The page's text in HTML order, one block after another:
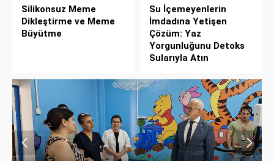
Silikonsuz Meme
Dikleştirme ve Meme
Büyütme
Su İçemeyenlerin
İmdadına Yetişen
Çözüm: Yaz
Yorgunluğunu Detoks
Sularıyla Atın